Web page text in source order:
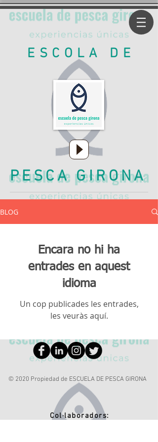
ESCOLA DE
PESCA GIRONA
BLOG
Encara no hi ha
entrades en aquest
idioma
Un cop publicades les entrades,
les veuràs aquí.
© 2020 Propiedad de ESCUELA DE PESCA GIRONA
Col·laboradors: